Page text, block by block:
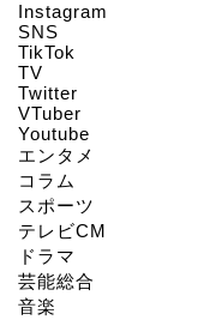
Instagram
SNS
TikTok
TV
Twitter
VTuber
Youtube
エンタメ
コラム
スポーツ
テレビCM
ドラマ
芸能総合
音楽